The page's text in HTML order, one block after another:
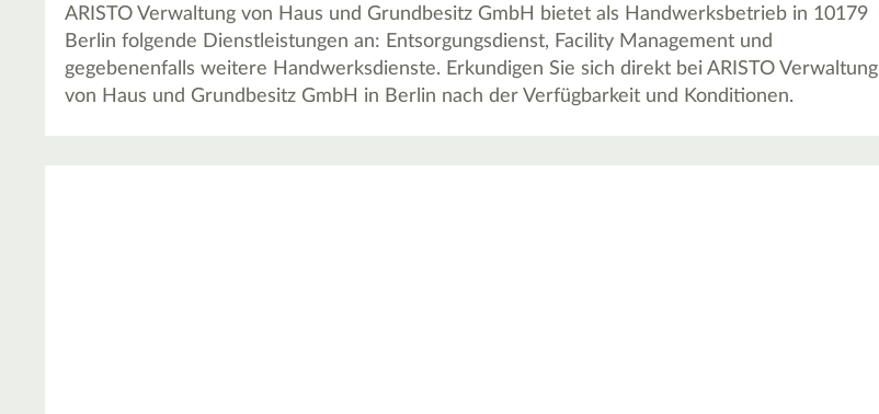
ARISTO Verwaltung von Haus und Grundbesitz GmbH bietet als Handwerksbetrieb in 10179
Berlin folgende Dienstleistungen an: Entsorgungsdienst, Facility Management und
gegebenenfalls weitere Handwerksdienste. Erkundigen Sie sich direkt bei ARISTO Verwaltung
von Haus und Grundbesitz GmbH in Berlin nach der Verfügbarkeit und Konditionen.